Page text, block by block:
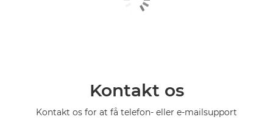
Kontakt os
Kontakt os for at få telefon- eller e-mailsupport